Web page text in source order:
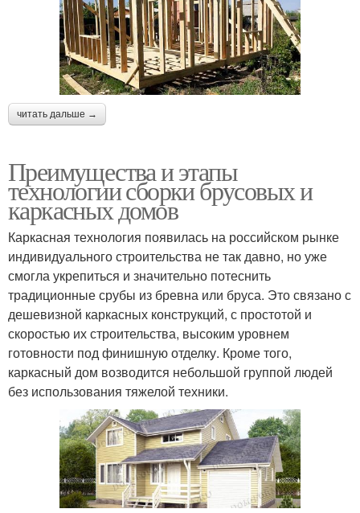
читать дальше →
Преимущества и этапы
технологии сборки брусовых и
каркасных домов
Каркасная технология появилась на российском рынке
индивидуального строительства не так давно, но уже
смогла укрепиться и значительно потеснить
традиционные срубы из бревна или бруса. Это связано с
дешевизной каркасных конструкций, с простотой и
скоростью их строительства, высоким уровнем
готовности под финишную отделку. Кроме того,
каркасный дом возводится небольшой группой людей
без использования тяжелой техники.